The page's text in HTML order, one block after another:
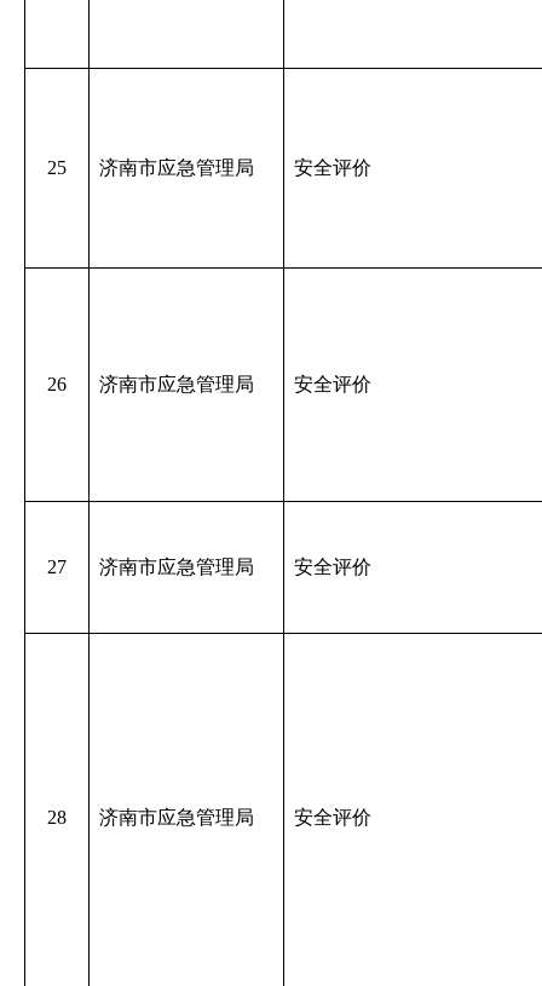
25 济南市应急管理局 安全评价
26 济南市应急管理局 安全评价
27 济南市应急管理局 安全评价
28 济南市应急管理局 安全评价